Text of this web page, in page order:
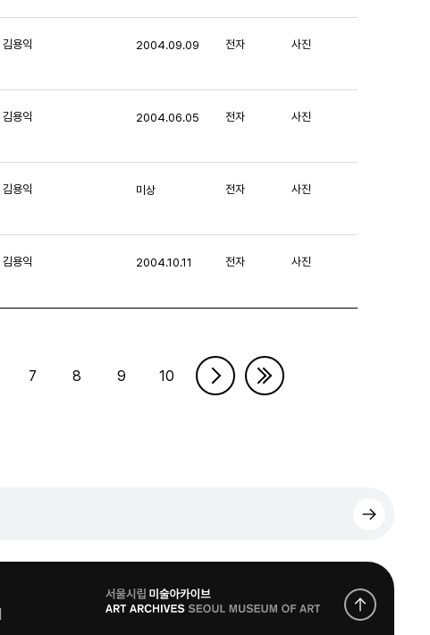
김용익 2004.09.09 전자 사진
김용익 2004.06.05 전자 사진
김용익 미상 전자 사진
김용익 2004.10.11 전자 사진
7 8 9 10
로
고